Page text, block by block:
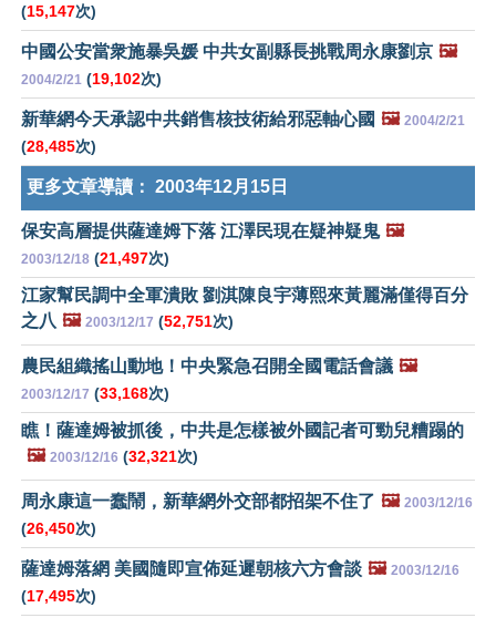
(15,147次)
中國公安當衆施暴吳媛 中共女副縣長挑戰周永康劉京 🖼️
2004/2/21 (19,102次)
新華網今天承認中共銷售核技術給邪惡軸心國 🖼️ 2004/2/21
(28,485次)
更多文章導讀： 2003年12月15日
保安高層提供薩達姆下落 江澤民現在疑神疑鬼 🖼️
2003/12/18 (21,497次)
江家幫民調中全軍潰敗 劉淇陳良宇薄熙來黃麗滿僅得百分
之八 🖼️ 2003/12/17 (52,751次)
農民組織搖山動地！中央緊急召開全國電話會議 🖼️
2003/12/17 (33,168次)
瞧！薩達姆被抓後，中共是怎樣被外國記者可勁兒糟蹋的
🖼️ 2003/12/16 (32,321次)
周永康這一蠢鬧，新華網外交部都招架不住了 🖼️ 2003/12/16
(26,450次)
薩達姆落網 美國隨即宣佈延遲朝核六方會談 🖼️ 2003/12/16
(17,495次)